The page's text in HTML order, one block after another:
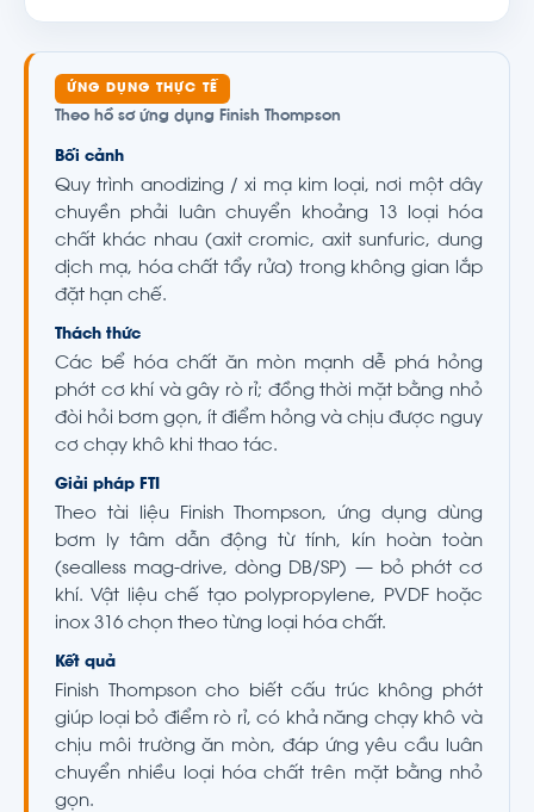
ỨNG DỤNG THỰC TẾ
Theo hồ sơ ứng dụng Finish Thompson
Bối cảnh
Quy trình anodizing / xi mạ kim loại, nơi một dây
chuyền phải luân chuyển khoảng 13 loại hóa
chất khác nhau (axit cromic, axit sunfuric, dung
dịch mạ, hóa chất tẩy rửa) trong không gian lắp
đặt hạn chế.
Thách thức
Các bể hóa chất ăn mòn mạnh dễ phá hỏng
phớt cơ khí và gây rò rỉ; đồng thời mặt bằng nhỏ
đòi hỏi bơm gọn, ít điểm hỏng và chịu được nguy
cơ chạy khô khi thao tác.
Giải pháp FTI
Theo tài liệu Finish Thompson, ứng dụng dùng
bơm ly tâm dẫn động từ tính, kín hoàn toàn
(sealless mag-drive, dòng DB/SP) — bỏ phớt cơ
khí. Vật liệu chế tạo polypropylene, PVDF hoặc
inox 316 chọn theo từng loại hóa chất.
Kết quả
Finish Thompson cho biết cấu trúc không phớt
giúp loại bỏ điểm rò rỉ, có khả năng chạy khô và
chịu môi trường ăn mòn, đáp ứng yêu cầu luân
chuyển nhiều loại hóa chất trên mặt bằng nhỏ
gọn.